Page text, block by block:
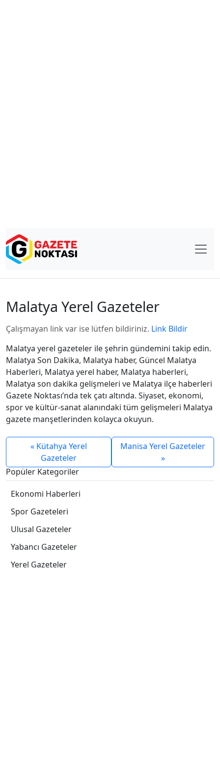
Malatya Yerel Gazeteler
Çalışmayan link var ise lütfen bildiriniz. Link Bildir
Malatya yerel gazeteler ile şehrin gündemini takip edin.
Malatya Son Dakika, Malatya haber, Güncel Malatya
Haberleri, Malatya yerel haber, Malatya haberleri,
Malatya son dakika gelişmeleri ve Malatya ilçe haberleri
Gazete Noktası’nda tek çatı altında. Siyaset, ekonomi,
spor ve kültür-sanat alanındaki tüm gelişmeleri Malatya
gazete manşetlerinden kolayca okuyun.
« Kütahya Yerel
Gazeteler
Manisa Yerel Gazeteler
»
Popüler Kategoriler
Ekonomi Haberleri
Spor Gazeteleri
Ulusal Gazeteler
Yabancı Gazeteler
Yerel Gazeteler